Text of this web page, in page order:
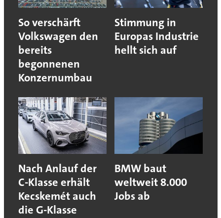
So verschärft
Volkswagen den
bereits
begonnenen
Konzernumbau
Stimmung in
Europas Industrie
hellt sich auf
Nach Anlauf der
C-Klasse erhält
Kecskemét auch
die G-Klasse
BMW baut
weltweit 8.000
Jobs ab